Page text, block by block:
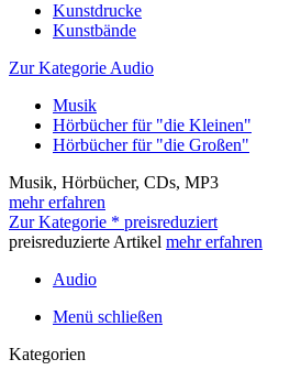
Kunstdrucke
Kunstbände
Zur Kategorie Audio
Musik
Hörbücher für "die Kleinen"
Hörbücher für "die Großen"
Musik, Hörbücher, CDs, MP3
mehr erfahren
Zur Kategorie * preisreduziert
preisreduzierte Artikel mehr erfahren
Audio
Menü schließen
Kategorien